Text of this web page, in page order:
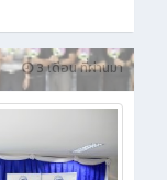
3 เดือน ที่ผ่านมา